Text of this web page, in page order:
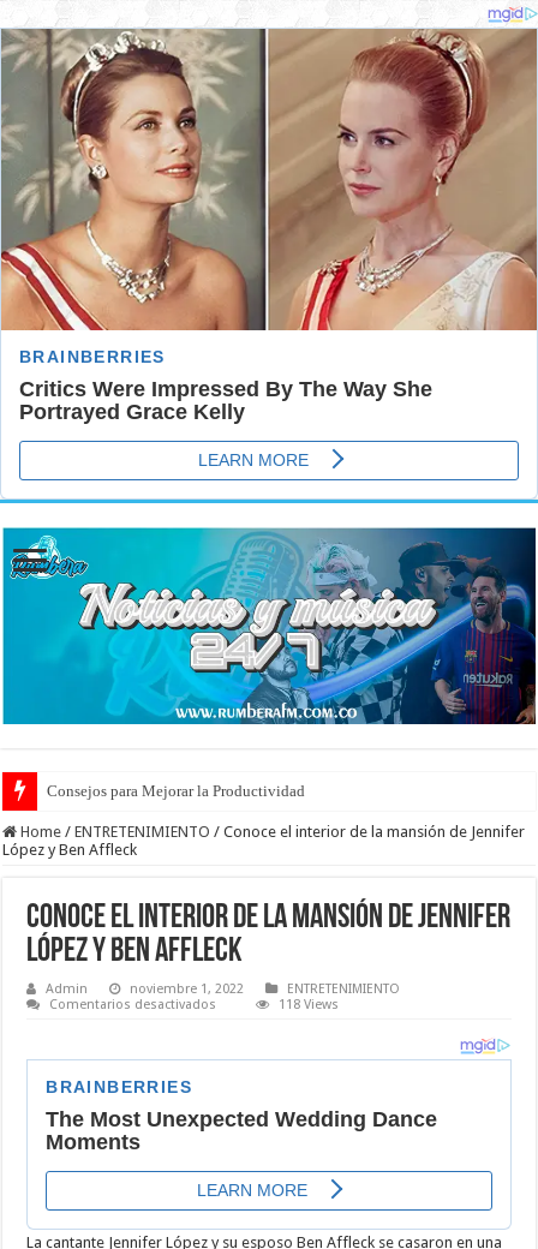
Consejos para Mejorar la Productividad
Cuidado de Escaras en la Piel: Prevención y Tratamiento Eficaz
Home / ENTRETENIMIENTO / Conoce el interior de la mansión de Jennifer
López y Ben Affleck
Conoce el interior de la mansión de Jennifer
López y Ben Affleck
Admin noviembre 1, 2022
ENTRETENIMIENTO
Comentarios desactivados
de
Jennifer
Ben
Affleck
118 Views
La cantante Jennifer López y su esposo Ben Affleck se casaron en una